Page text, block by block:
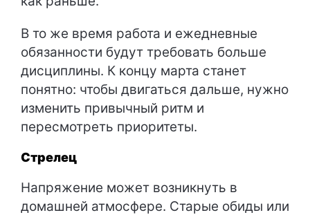
В то же время работа и ежедневные
обязанности будут требовать больше
дисциплины. К концу марта станет
понятно: чтобы двигаться дальше, нужно
изменить привычный ритм и
пересмотреть приоритеты.
Стрелец
Напряжение может возникнуть в
домашней атмосфере. Старые обиды или